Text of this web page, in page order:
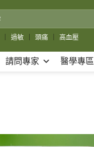
過敏 頭痛 高血壓
請問專家 醫學專區